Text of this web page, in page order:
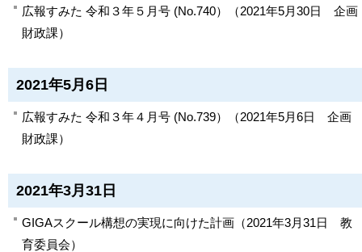
広報すみた 令和３年５月号 (No.740） （2021年5月30日
企画
財政課）
2021年5月6日
広報すみた 令和３年４月号 (No.739） （2021年5月6日
企画
財政課）
2021年3月31日
GIGAスクール構想の実現に向けた計画 （2021年3月31日
教
育委員会）